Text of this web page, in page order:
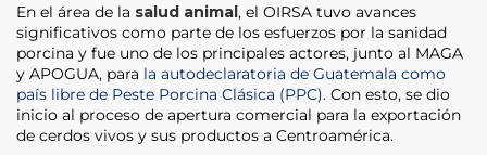
En el área de la salud animal, el OIRSA tuvo avances
significativos como parte de los esfuerzos por la sanidad
porcina y fue uno de los principales actores, junto al MAGA
y APOGUA, para la autodeclaratoria de Guatemala como
país libre de Peste Porcina Clásica (PPC). Con esto, se dio
inicio al proceso de apertura comercial para la exportación
de cerdos vivos y sus productos a Centroamérica.